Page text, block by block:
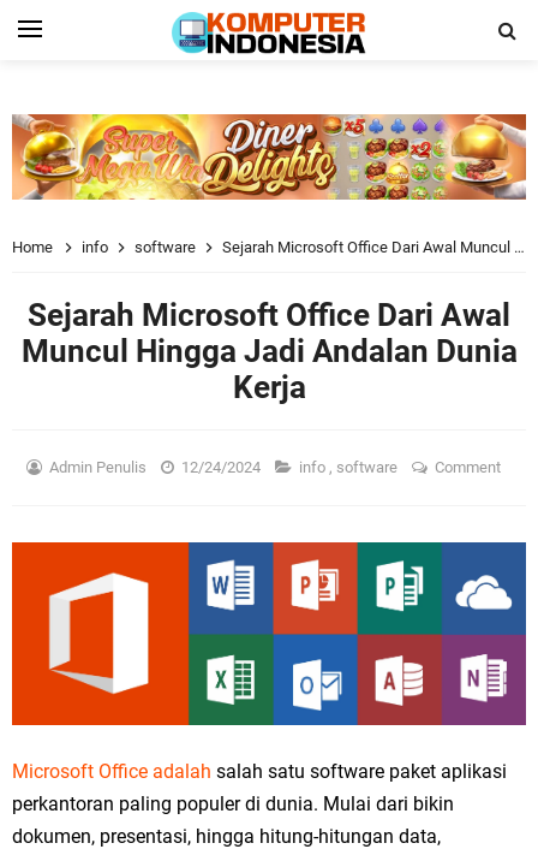
Home info software Sejarah Microsoft Office Dari Awal Muncul Hingga Jadi Andalan Dunia Kerja
Sejarah Microsoft Office Dari Awal
Muncul Hingga Jadi Andalan Dunia
Kerja
Admin Penulis 12/24/2024 info , software Comment
Microsoft Office adalah salah satu software paket aplikasi
perkantoran paling populer di dunia. Mulai dari bikin
dokumen, presentasi, hingga hitung-hitungan data,